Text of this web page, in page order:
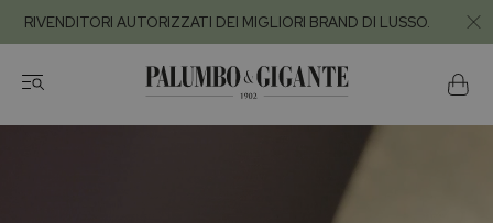
RIVENDITORI AUTORIZZATI DEI MIGLIORI BRAND DI LUSSO.